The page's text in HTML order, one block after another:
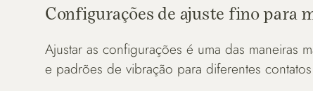
Configurações de ajuste fino para
Ajustar as configurações é uma das maneiras
e padrões de vibração para diferentes